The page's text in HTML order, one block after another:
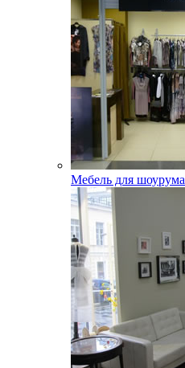
Мебель для шоурума